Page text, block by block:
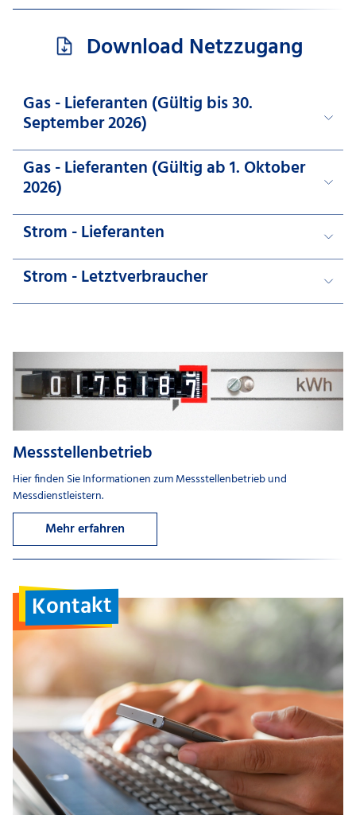
Download Netzzugang
Gas - Lieferanten (Gültig bis 30.
September 2026)
Gas - Lieferanten (Gültig ab 1. Oktober
2026)
Strom - Lieferanten
Strom -Letztverbraucher
Messstellenbetrieb
Hier finden Sie Informationen zum Messstellenbetrieb und
Messdienstleistern.
Mehr erfahren
Kontakt